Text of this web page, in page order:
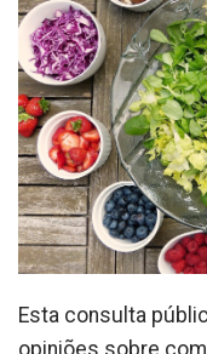
Esta consulta
opiniões sobre